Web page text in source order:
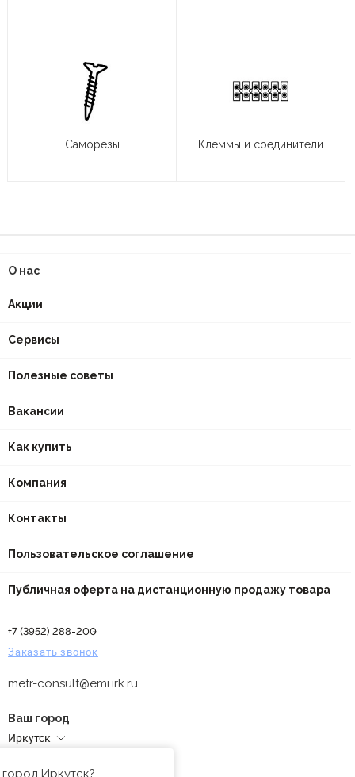
Саморезы Клеммы и соединители
О нас
Акции
Сервисы
Полезные советы
Вакансии
Как купить
Компания
Контакты
Пользовательское соглашение
Публичная оферта на дистанционную продажу товара
+7 (3952) 288-200
Заказать звонок
metr-consult@emi.irk.ru
Ваш город
Иркутск
Иркутск?